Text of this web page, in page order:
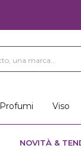
Profumi Viso
NOVITÀ &